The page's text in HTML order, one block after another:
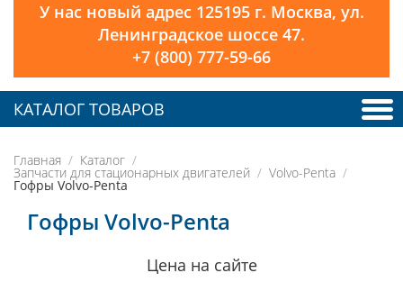
У нас новый адрес 125195 г. Москва, ул.
Ленинградское шоссе 47.
+7 (800) 777-59-66
КАТАЛОГ ТОВАРОВ
Главная Каталог
Запчасти для стационарных двигателей Volvo-Penta
Гофры Volvo-Penta
Гофры Volvo-Penta
Цена на сайте